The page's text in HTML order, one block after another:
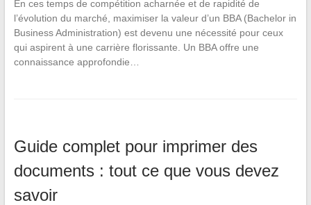
En ces temps de compétition acharnée et de rapidité de
l’évolution du marché, maximiser la valeur d’un BBA (Bachelor in
Business Administration) est devenu une nécessité pour ceux
qui aspirent à une carrière florissante. Un BBA offre une
connaissance approfondie…
Guide complet pour imprimer des
documents : tout ce que vous devez
savoir